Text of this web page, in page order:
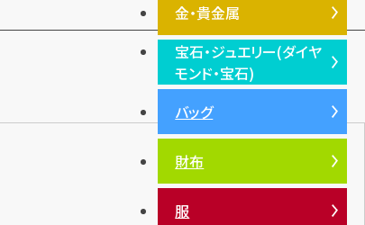
金・貴金属
金・貴金属TOP
プラチナ
銀・シルバー
宝石・ジュエリー(ダイヤ
モンド・宝石)
宝石・ジュエリー(ダイヤモン
ド・宝石)TOP
ダイヤモンド
バッグ
財布
服